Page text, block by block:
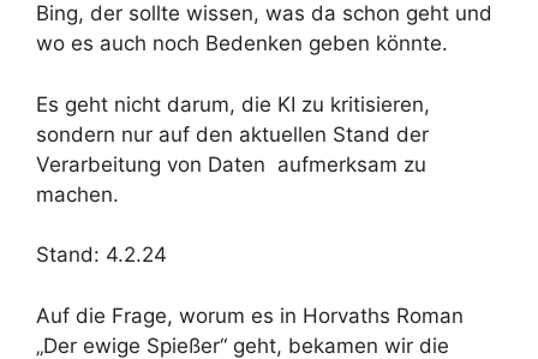
Bing, der sollte wissen, was da schon geht und
wo es auch noch Bedenken geben könnte.
Es geht nicht darum, die KI zu kritisieren,
sondern nur auf den aktuellen Stand der
Verarbeitung von Daten aufmerksam zu
machen.
Stand: 4.2.24
Auf die Frage, worum es in Horvaths Roman
„Der ewige Spießer“ geht, bekamen wir die